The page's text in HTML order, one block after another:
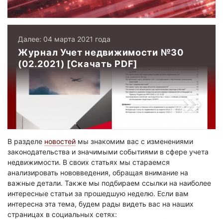
Далее: 04 марта 2021 года
Журнал Учет недвижимости №30
(02.2021) [Скачать PDF]
В разделе новостей мы знакомим вас с изменениями
законодательства и значимыми событиями в сфере учета
недвижимости. В своих статьях мы стараемся
анализировать нововведения, обращая внимание на
важные детали. Также мы подбираем ссылки на наиболее
интересные статьи за прошедшую неделю. Если вам
интересна эта тема, будем рады видеть вас на наших
страницах в социальных сетях: